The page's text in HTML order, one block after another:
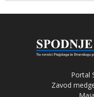
Portal
Zavod